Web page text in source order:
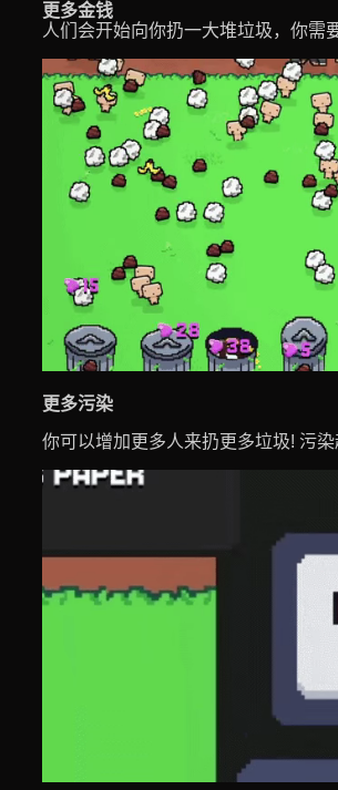
更多金钱
人们会开始向你扔一大堆垃圾，你需
更多污染
你可以增加更多人来扔更多垃圾! 污